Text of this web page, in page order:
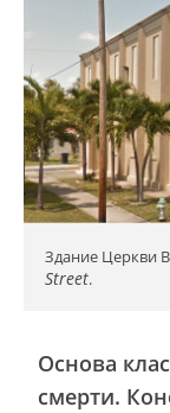
Здание Церкви
Street.
Основа
смерти.